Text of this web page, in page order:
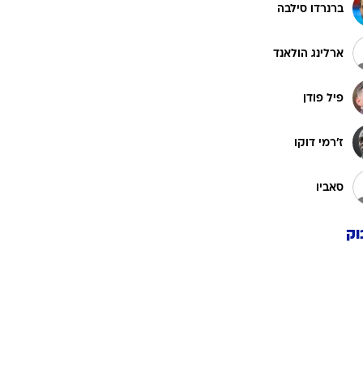
ברנרדו סילבה
ארלינג הולאנד
פיל פודן
ז'רמי דוקו
סאביו